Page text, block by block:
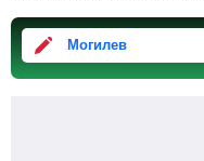
Могилев